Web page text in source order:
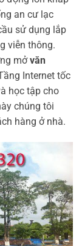
an cư lạc
sử dụng lắp
viễn thông.
mởvăn
Internet tốc
học tập cho
chúng tôi
hàng ở nhà.